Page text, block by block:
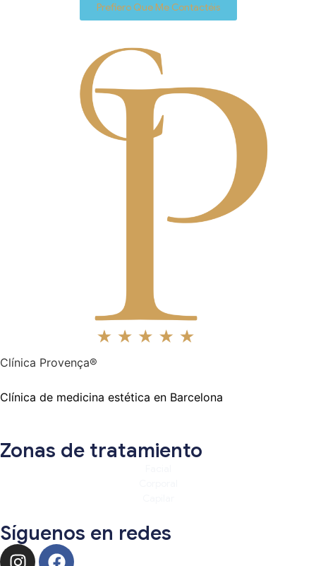
Prefiero Que Me Contactéis
Clínica Provença®
Clínica de medicina estética en Barcelona
Zonas de tratamiento
Síguenos en redes